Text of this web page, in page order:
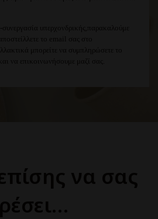
συνεργασία υπερχονδρικής,παρακαλούμε
το email σας στο
μπορείτε να συμπληρώσετε το
να επικοινωνήσουμε μαζί σας.
να σας